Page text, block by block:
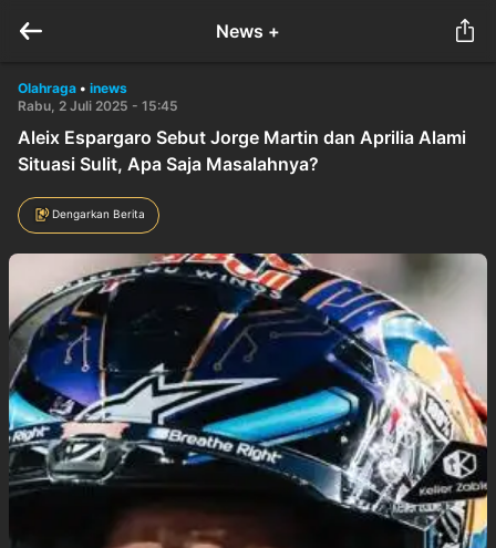
News +
Olahraga • inews
Rabu, 2 Juli 2025 - 15:45
Aleix Espargaro Sebut Jorge Martin dan Aprilia Alami
Situasi Sulit, Apa Saja Masalahnya?
Dengarkan Berita